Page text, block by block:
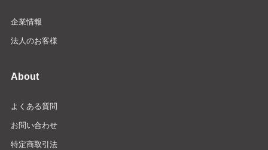
企業情報
法人のお客様
About
よくある質問
お問い合わせ
特定商取引法